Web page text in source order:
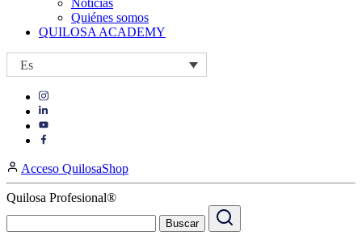
Noticias
Quiénes somos
QUILOSA ACADEMY
Es
Visit
https://www.instagram.com/quilosa_selena/
Visit
our
Visit
page
https://www.facebook.com/QuilosaSelenaIberia/
page
Acceso QuilosaShop
Quilosa Profesional®